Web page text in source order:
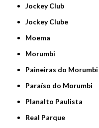
Jockey Club
Jockey Clube
Moema
Morumbi
Paineiras do Morumbi
Paraíso do Morumbi
Planalto Paulista
Real Parque